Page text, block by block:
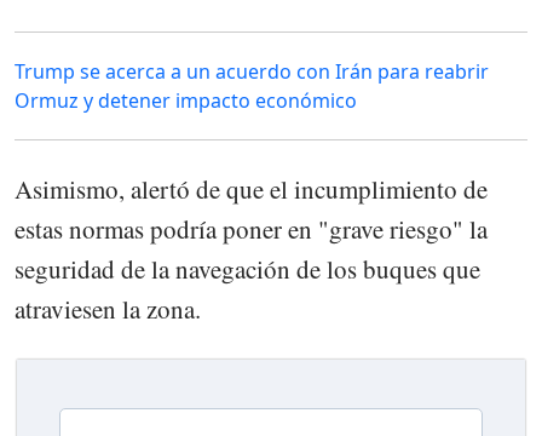
Trump se acerca a un acuerdo con Irán para reabrir
Ormuz y detener impacto económico
Asimismo, alertó de que el incumplimiento de
estas normas podría poner en "grave riesgo" la
seguridad de la navegación de los buques que
atraviesen la zona.